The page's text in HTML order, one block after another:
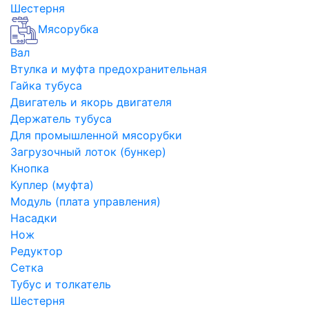
Шестерня
Мясорубка
Вал
Втулка и муфта предохранительная
Гайка тубуса
Двигатель и якорь двигателя
Держатель тубуса
Для промышленной мясорубки
Загрузочный лоток (бункер)
Кнопка
Куплер (муфта)
Модуль (плата управления)
Насадки
Нож
Редуктор
Сетка
Тубус и толкатель
Шестерня